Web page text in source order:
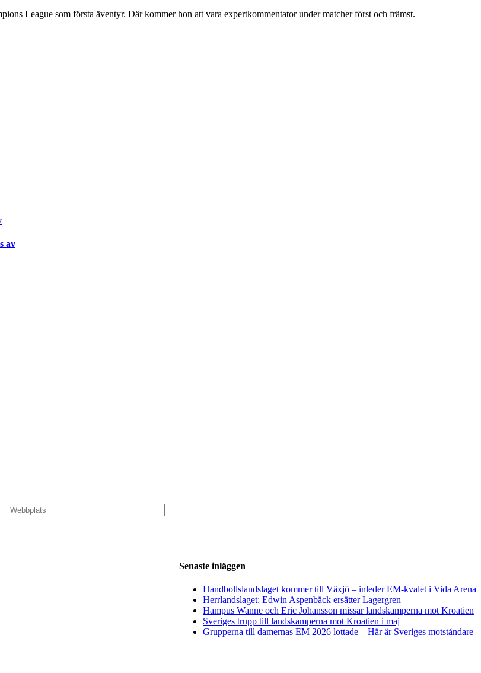
League som första äventyr. Där kommer hon att vara expertkommentator under matcher först och främst.
av
Senaste inläggen
Handbollslandslaget kommer till Växjö – inleder EM-kvalet i Vida Arena
Herrlandslaget: Edwin Aspenbäck ersätter Lagergren
Hampus Wanne och Eric Johansson missar landskamperna mot Kroatien
Sveriges trupp till landskamperna mot Kroatien i maj
Grupperna till damernas EM 2026 lottade – Här är Sveriges motståndare